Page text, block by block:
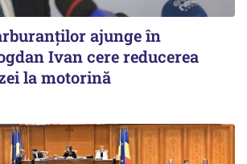
ajunge în
Ivan cere reducerea
la motorină